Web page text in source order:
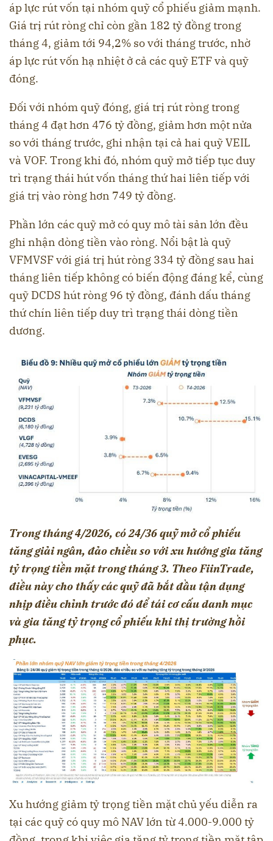
áp lực rút vốn tại nhóm quỹ cổ phiếu giảm mạnh.
Giá trị rút ròng chỉ còn gần 182 tỷ đồng trong
tháng 4, giảm tới 94,2% so với tháng trước, nhờ
áp lực rút vốn hạ nhiệt ở cả các quỹ ETF và quỹ
đóng.
Đối với nhóm quỹ đóng, giá trị rút ròng trong
tháng 4 đạt hơn 476 tỷ đồng, giảm hơn một nửa
so với tháng trước, ghi nhận tại cả hai quỹ VEIL
và VOF. Trong khi đó, nhóm quỹ mở tiếp tục duy
trì trạng thái hút vốn tháng thứ hai liên tiếp với
giá trị vào ròng hơn 749 tỷ đồng.
Phần lớn các quỹ mở có quy mô tài sản lớn đều
ghi nhận dòng tiền vào ròng. Nổi bật là quỹ
VFMVSF với giá trị hút ròng 334 tỷ đồng sau hai
tháng liên tiếp không có biến động đáng kể, cùng
quỹ DCDS hút ròng 96 tỷ đồng, đánh dấu tháng
thứ chín liên tiếp duy trì trạng thái dòng tiền
dương.
Trong tháng 4/2026, có 24/36 quỹ mở cổ phiếu
tăng giải ngân, đảo chiều so với xu hướng gia tăng
tỷ trọng tiền mặt trong tháng 3. Theo FiinTrade,
điều này cho thấy các quỹ đã bắt đầu tận dụng
nhịp điều chỉnh trước đó để tái cơ cấu danh mục
và gia tăng tỷ trọng cổ phiếu khi thị trường hồi
phục.
Xu hướng giảm tỷ trọng tiền mặt chủ yếu diễn ra
tại các quỹ có quy mô NAV lớn từ 4.000-9.000 tỷ